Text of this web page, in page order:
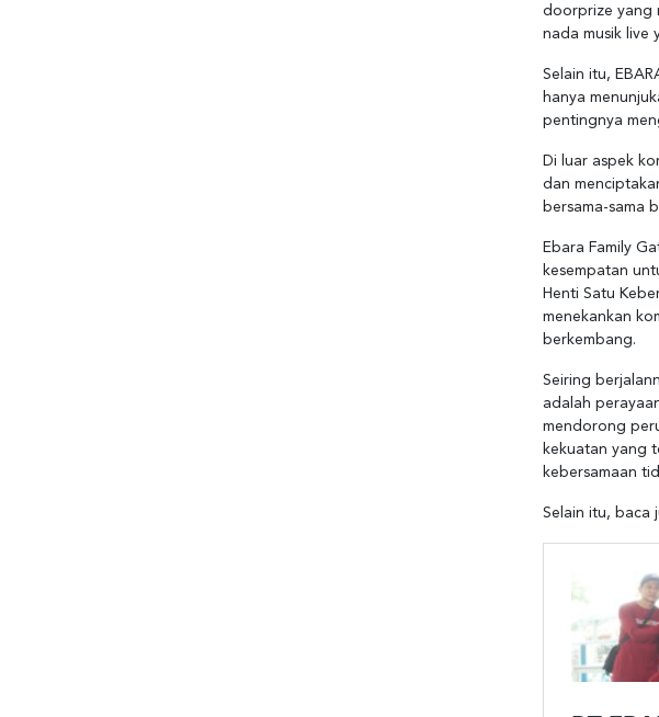
doorprize yang
nada musik live
Selain itu,
hanya
pentingnya
Di luar aspek
dan
bersama-sama
Ebara Family
kesempatan
Henti Satu
menekankan
berkembang.
Seiring
adalah
mendorong
kekuatan yang
kebersamaan
Selain itu, baca